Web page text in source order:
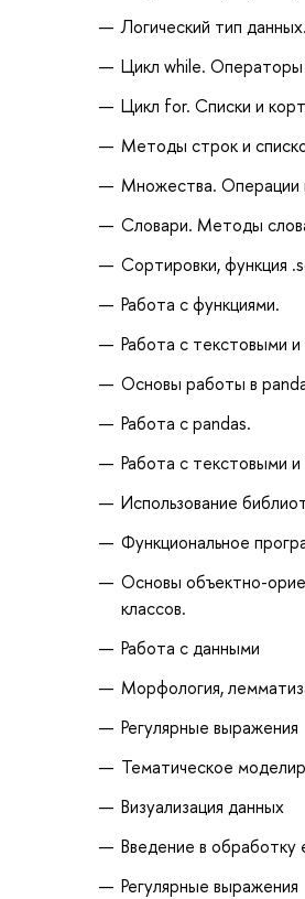
Логический тип
Цикл while. Операторы
Цикл for. Списки и
Методы строк и
Множества.
Словари. Методы
Сортировки, функция
Работа с функциями.
Работа с текстовыми
Основы работы в
Работа с pandas.
Работа с текстовыми
Использование
Функциональное
Основы объектно-
классов.
Работа с данными
Морфология,
Регулярные выражения
Тематическое
Визуализация данных
Введение в обработку
Регулярные выражения